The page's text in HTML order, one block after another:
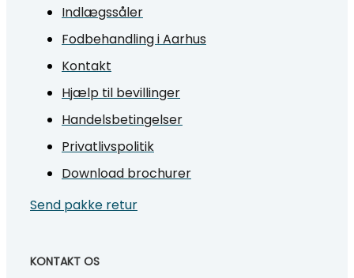
Indlægssåler
Fodbehandling i Aarhus
Kontakt
Hjælp til bevillinger
Handelsbetingelser
Privatlivspolitik
Download brochurer
Send pakke retur
KONTAKT OS